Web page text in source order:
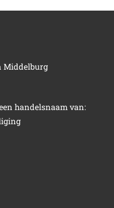
Middelburg
handelsnaam van: